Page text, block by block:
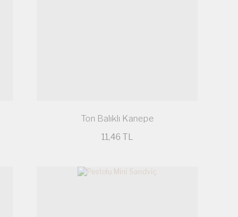
Ton Balıklı Kanepe
11,46 TL